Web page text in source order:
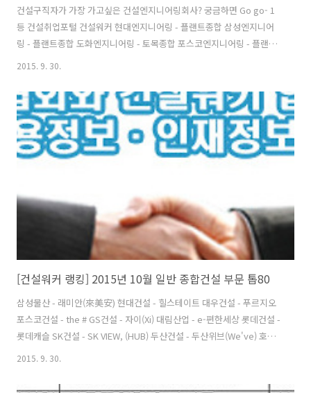
건설구직자가 가장 가고싶은 건설엔지니어링회사? 궁금하면 Go go- 1
등 건설취업포털 건설워커 현대엔지니어링 - 플랜트종합 삼성엔지니어
링 - 플랜트종합 도화엔지니어링 - 토목종합 포스코엔지니어링 - 플랜트
토목종합 건화 1 토목종합 삼안(W) 1 토목종합 선진엔지니어링 - 토목/
건축 KG엔지니어링 - 토목종합 이산 - 토목종합 평화엔지니어링 - 토목
종합 PB - CM 동일기술공사 1 토목종합 벽산엔지니어링 2 토목종합 동
부엔지니어링 - 토목종합 세일종합기술공사 3 토목종합 다산컨설턴트 1
토목종합 대한콘설탄트 1 토목종합 혜인이엔씨 - 토목종합 범한엔지니
2015. 9. 30.
[건설워커 랭킹] 2015년 10월 일반 종합건설 부문 톱80
삼성물산 - 래미안(來美安) 현대건설 - 힐스테이트 대우건설 - 푸르지오
포스코건설 - the # GS건설 - 자이(Xi) 대림산업 - e-편한세상 롯데건설 -
롯데캐슬 SK건설 - SK VIEW, (HUB) 두산건설 - 두산위브(We've) 호반
건설 - 베르디움 한화건설 - 꿈에그린 부영 - e-그린타운 계룡건설산업 -
(W) - 어울림.리첸시아 쌍용건설 - 쌍용 예가 코오롱글로벌 - 하늘채 한진
2015. 9. 30.